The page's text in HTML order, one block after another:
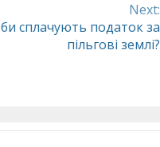
Next:
сплачують податок за
пільгові землі?